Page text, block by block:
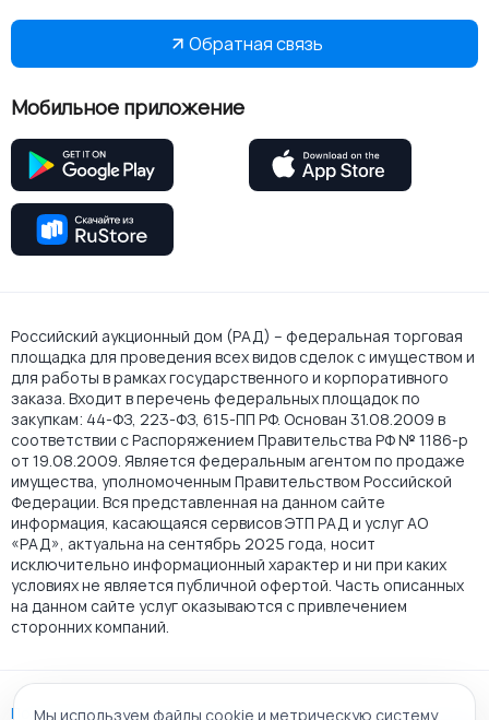
Обратная связь
Мобильное приложение
Российский аукционный дом (РАД) – федеральная торговая
площадка для проведения всех видов сделок с имуществом и
для работы в рамках государственного и корпоративного
заказа. Входит в перечень федеральных площадок по
закупкам: 44-ФЗ, 223-ФЗ, 615-ПП РФ. Основан 31.08.2009 в
соответствии с Распоряжением Правительства РФ № 1186-р
от 19.08.2009. Является федеральным агентом по продаже
имущества, уполномоченным Правительством Российской
Федерации. Вся представленная на данном сайте
информация, касающаяся сервисов ЭТП РАД и услуг АО
«РАД», актуальна на сентябрь 2025 года, носит
исключительно информационный характер и ни при каких
условиях не является публичной офертой. Часть описанных
на данном сайте услуг оказываются с привлечением
сторонних компаний.
Пользовательское соглашение
Мы используем файлы cookie и метрическую систему